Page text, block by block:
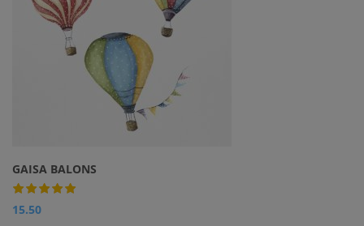
GAISA BALONS
15.50